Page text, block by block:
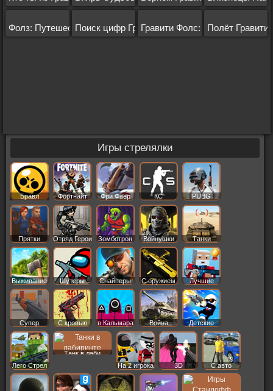
Фолз: Путешествие Героев
Поиск цифр ГравитиГравити Фолс: КвестПолёт Гравити
Игры стрелялки
Бравл
Старс
Фортнайт Фри Фаер КС PUBG
Прятки Отряд Герои Зомботрон Войнушки Танки
Выживание Шутеры Снайперы С оружием Лучшие
Супер С кровью в Кальмара Война Детские
Лего Стрел
Танк в лаби
На 2 игрока
3D С авто